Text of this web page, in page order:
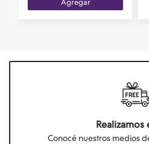
Agregar
Realizamos
Conocé nuestros medios